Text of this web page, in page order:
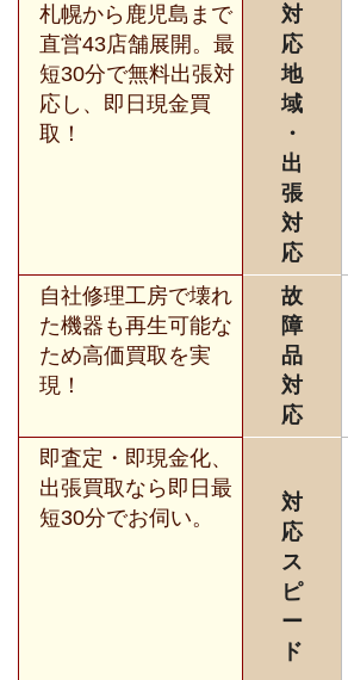
札幌から鹿児島まで
直営43店舗展開。最
短30分で無料出張対
応し、即日現金買
取！
対
応
地
域
・
出
張
対
応
自社修理工房で壊れ
た機器も再生可能な
ため高価買取を実
現！
故
障
品
対
応
即査定・即現金化、
出張買取なら即日最
短30分でお伺い。
対
応
ス
ピ
ー
ド